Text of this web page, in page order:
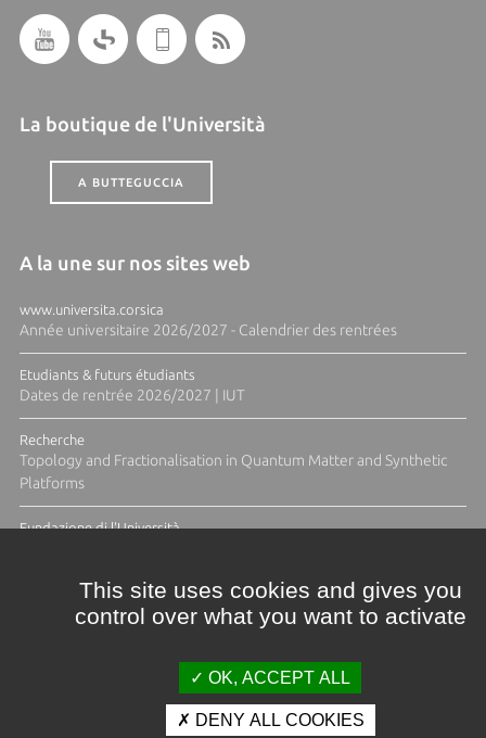
La boutique de l'Università
A BUTTEGUCCIA
A la une sur nos sites web
www.universita.corsica
Année universitaire 2026/2027 - Calendrier des rentrées
Etudiants & futurs étudiants
Dates de rentrée 2026/2027 | IUT
Recherche
Topology and Fractionalisation in Quantum Matter and Synthetic
Platforms
Fundazione di l'Università
This site uses cookies and gives you
control over what you want to activate
OK, ACCEPT ALL
DENY ALL COOKIES